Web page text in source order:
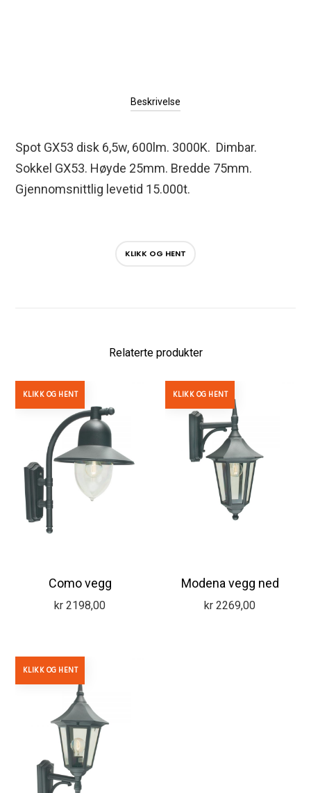
Beskrivelse
Spot GX53 disk 6,5w, 600lm. 3000K. Dimbar.
Sokkel GX53. Høyde 25mm. Bredde 75mm.
Gjennomsnittlig levetid 15.000t.
KLIKK OG HENT
Relaterte produkter
KLIKK OG HENT
Como vegg
kr 2198,00
KLIKK OG HENT
Modena vegg ned
kr 2269,00
KLIKK OG HENT